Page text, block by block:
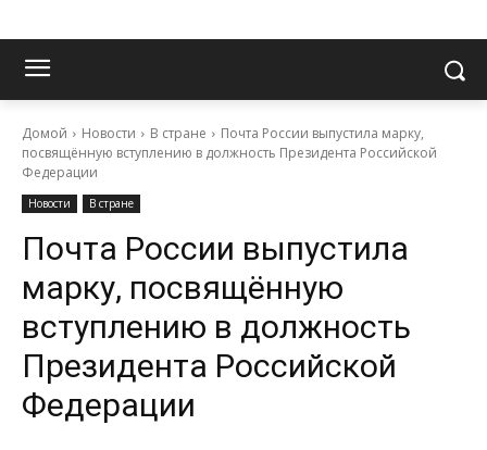
Домой Новости В стране
Почта России выпустила марку,
посвящённую вступлению в должность Президента Российской
Федерации
Новости В стране
Почта России выпустила
марку, посвящённую
вступлению в должность
Президента Российской
Федерации